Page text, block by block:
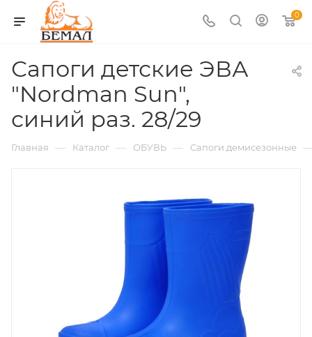
0
Сапоги детские ЭВА
"Nordman Sun",
синий раз. 28/29
Главная — Каталог — ОБУВЬ — Сапоги демисезонные